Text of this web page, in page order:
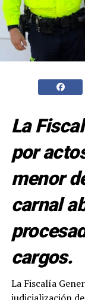
La
por
menor
carnal
cargos.
La Fiscalía
judicialización